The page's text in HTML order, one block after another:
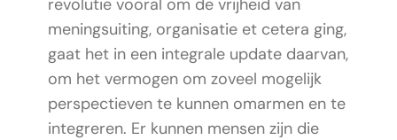
revolutie vooral om de vrijheid van
meningsuiting, organisatie et cetera ging,
gaat het in een integrale update daarvan,
om het vermogen om zoveel mogelijk
perspectieven te kunnen omarmen en te
integreren. Er kunnen mensen zijn die